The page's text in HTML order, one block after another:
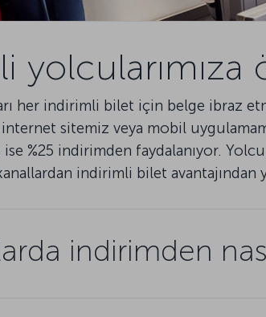
her indirimli bilet için belge ibraz
internet sitemiz veya mobil
ise %25 indirimden faydalanıyor.
indirimli bilet avantajından
indirimden